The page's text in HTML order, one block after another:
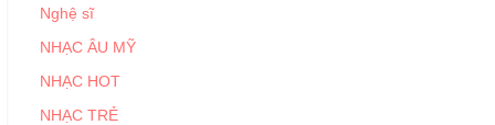
Nghệ sĩ
NHẠC ÂU MỸ
NHẠC HOT
NHẠC TRẺ